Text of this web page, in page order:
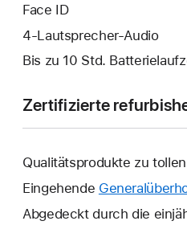
Face ID
4‑Lautsprecher-Audio
Bis zu 10 Std.
Zertifizierte
Qualitätsprodukte zu
Eingehende
Abgedeckt durch die